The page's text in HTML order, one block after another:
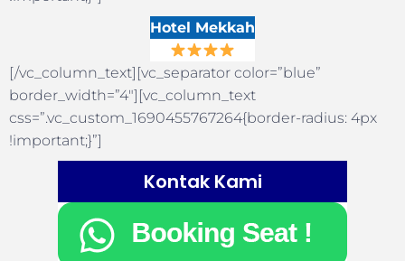
Hotel Mekkah
[/vc_column_text][vc_separator color=”blue”
border_width=”4″][vc_column_text
css=”.vc_custom_1690455767264{border-radius: 4px
!important;}”]
Kontak Kami